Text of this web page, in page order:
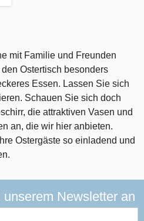
mit Familie und Freunden
Ostertisch besonders
Essen. Lassen Sie sich
Schauen Sie sich doch
die attraktiven Vasen und
an, die wir hier anbieten.
Ostergäste so einladend und
Newsletter an